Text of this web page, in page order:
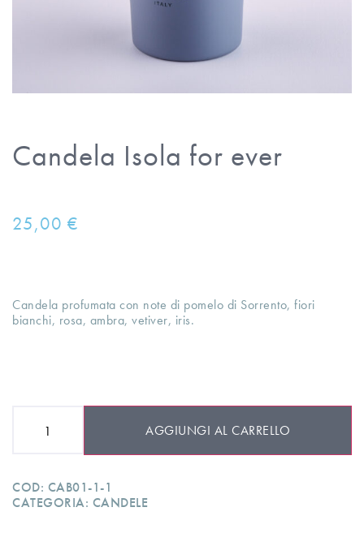
Candela Isola for ever
25,00 €
Candela profumata con note di pomelo di Sorrento, fiori
bianchi, rosa, ambra, vetiver, iris.
AGGIUNGI AL CARRELLO
COD: CAB01-1-1
CATEGORIA: CANDELE